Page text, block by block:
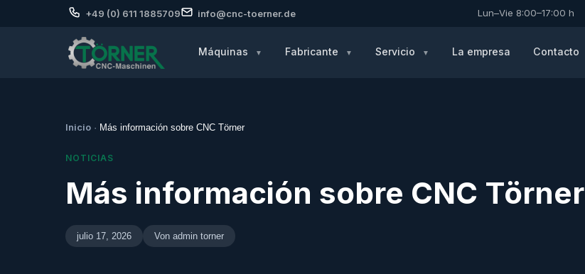
+49 (0) 611 1885709 info@cnc-toerner.de Lun–Vie 8:00–17:00 h
Máquinas Fabricante Servicio La empresa Contacto
Inicio · Más información sobre CNC Törner
NOTICIAS
Más información sobre CNC Törner
julio 17, 2026 Von admin torner